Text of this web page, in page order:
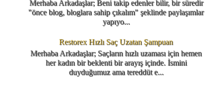
Merhaba Arkadaşlar; Beni takip edenler bilir, bir süredir
"önce blog, bloglara sahip çıkalım" şeklinde paylaşımlar
yapıyo...
Restorex Hızlı Saç Uzatan Şampuan
Merhaba Arkadaşlar; Saçların hızlı uzaması için hemen
her kadın bir beklenti bir arayış içinde. İsmini
duyduğumuz ama tereddüt e...